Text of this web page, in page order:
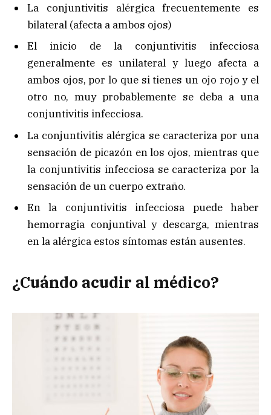
La conjuntivitis alérgica frecuentemente es
bilateral (afecta a ambos ojos)
El inicio de la conjuntivitis infecciosa
generalmente es unilateral y luego afecta a
ambos ojos, por lo que si tienes un ojo rojo y el
otro no, muy probablemente se deba a una
conjuntivitis infecciosa.
La conjuntivitis alérgica se caracteriza por una
sensación de picazón en los ojos, mientras que
la conjuntivitis infecciosa se caracteriza por la
sensación de un cuerpo extraño.
En la conjuntivitis infecciosa puede haber
hemorragia conjuntival y descarga, mientras
en la alérgica estos síntomas están ausentes.
¿Cuándo acudir al médico?